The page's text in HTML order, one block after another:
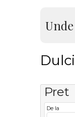
Pret
De la